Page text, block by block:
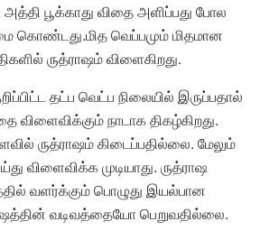
பூக்காது விதை அளிப்பது போல
கொண்டது.மித வெப்பமும் மிதமான
ருத்ராஷம் விளைகிறது.
தட்ப வெட்ப நிலையில் இருப்பதால்
விளைவிக்கும் நாடாக திகழ்கிறது.
ருத்ராஷம் கிடைப்பதில்லை. மேலும்
விளைவிக்க முடியாது. ருத்ராஷ
வளர்க்கும் பொழுது இயல்பான
வடிவத்தையோ பெறுவதில்லை.